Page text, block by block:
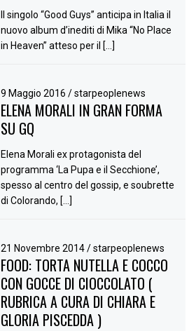
Il singolo “Good Guys” anticipa in Italia il
nuovo album d’inediti di Mika “No Place
in Heaven” atteso per il […]
9 Maggio 2016/ starpeoplenews
ELENA MORALI IN GRAN FORMA
SU GQ
Elena Morali ex protagonista del
programma ‘La Pupa e il Secchione’,
spesso al centro del gossip, e soubrette
di Colorando, […]
21 Novembre 2014/ starpeoplenews
FOOD: TORTA NUTELLA E COCCO
CON GOCCE DI CIOCCOLATO (
RUBRICA A CURA DI CHIARA E
GLORIA PISCEDDA )